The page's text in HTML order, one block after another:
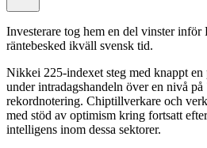
Investerare tog hem en del vinster inför
räntebesked ikväll svensk tid.
Nikkei 225-indexet steg med knappt en
under intradagshandeln över en nivå
rekordnotering. Chiptillverkare och
med stöd av optimism kring fortsatt
intelligens inom dessa sektorer.